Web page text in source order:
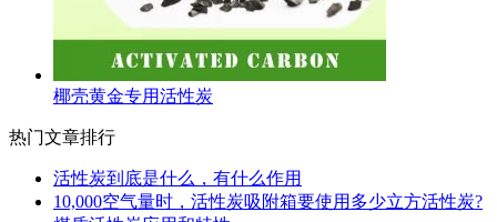
椰壳黄金专用活性炭
热门文章排行
活性炭到底是什么，有什么作用
10,000空气量时，活性炭吸附箱要使用多少立方活性炭?